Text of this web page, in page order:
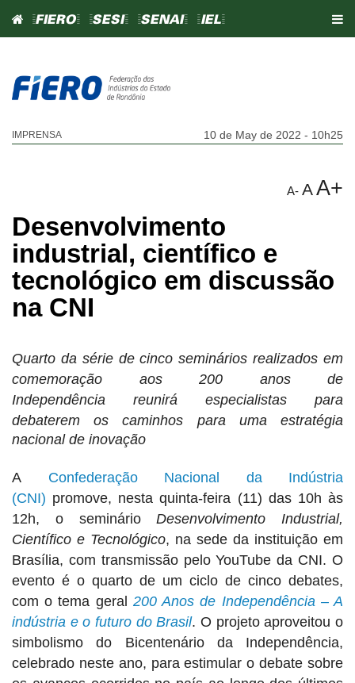
=FIERO= =SESI= =SENAI= =IEL=
IMPRENSA 10 de May de 2022 - 10h25
A- AA+
Desenvolvimento
industrial, científico e
tecnológico em discussão
na CNI
Quarto da série de cinco seminários realizados em
comemoração aos 200 anos de
Independência
reunirá especialistas para
debaterem os caminhos para uma estratégia
nacional de inovação
A
Confederação Nacional da Indústria
(CNI) promove, nesta quinta-feira (11) das 10h às
12h, o seminárioDesenvolvimento Industrial,
Científico e Tecnológico, na sede da instituição em
Brasília, com transmissão pelo YouTube da CNI. O
evento é o quarto de um ciclo de cinco debates,
com o tema geral 200 Anos de Independência – A
indústria e o futuro do Brasil. O projeto aproveitou o
simbolismo do Bicentenário da Independência,
celebrado neste ano, para estimular o debate sobre